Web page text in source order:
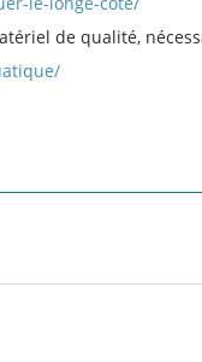
de qualité,